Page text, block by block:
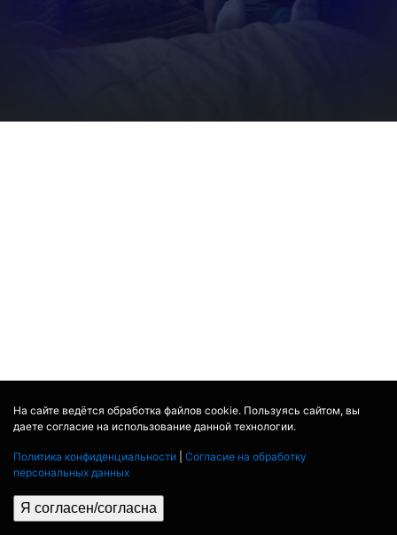
На сайте ведётся обработка файлов cookie. Пользуясь сайтом, вы
даете согласие на использование данной технологии.
Политика конфиденциальности
Согласие на обработку
персональных данных
Я согласен/согласна